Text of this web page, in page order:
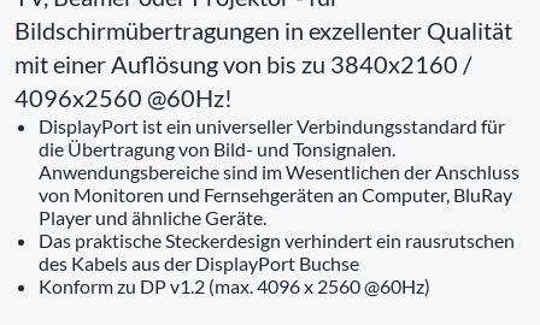
Bildschirmübertragungen in exzellenter Qualität
mit einer Auflösung von bis zu 3840x2160 /
4096x2560 @60Hz!
DisplayPort ist ein universeller Verbindungsstandard für
die Übertragung von Bild- und Tonsignalen.
Anwendungsbereiche sind im Wesentlichen der Anschluss
von Monitoren und Fernsehgeräten an Computer, BluRay
Player und ähnliche Geräte.
Das praktische Steckerdesign verhindert ein rausrutschen
des Kabels aus der DisplayPort Buchse
Konform zu DP v1.2 (max. 4096 x 2560 @60Hz)